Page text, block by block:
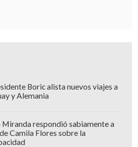
Boric alista nuevos viajes a
y Alemania
Miranda respondió sabiamente a
Camila Flores sobre la